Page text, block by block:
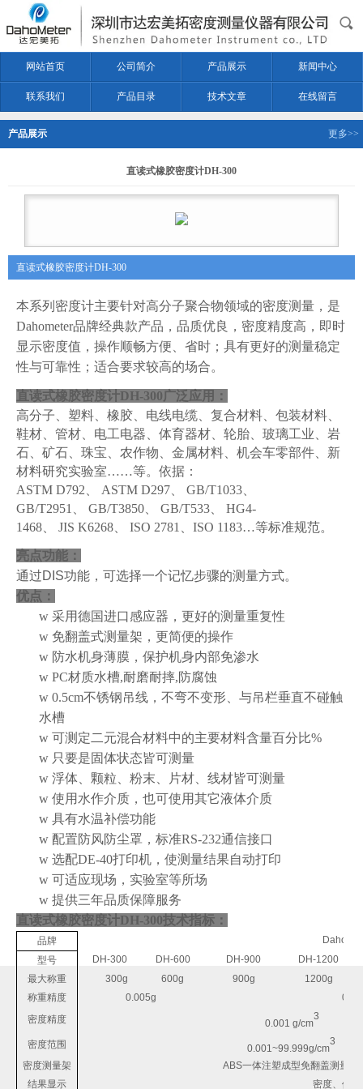
网站首页 公司简介 产品展示 新闻中心
联系我们 产品目录 技术文章 在线留言
产品展示 更多>>
直读式橡胶密度计DH-300
直读式橡胶密度计DH-300
本系列密度计主要针对高分子聚合物领域的密度测量， 是
Dahometer品牌经典款产品，品质优良，密度精度高，即时
显示密度值， 操作顺畅方便、省时；具有更好的测量稳定
性与可靠性 ； 适合要求较高的场合。
直读式橡胶密度计DH-300 广泛应用 ：
高分子、塑料、 橡胶、电线电缆、 复合材料、包装材料、
鞋材、管材、 电工电器、体育器材、轮胎、玻璃工业
岩
石、矿石、珠宝、农作物、金属材料、机会车零部件、 新
材料研究实验室……等。 依据：
ASTM D792、 ASTM D297、 GB/T1033、
GB/T2951、 GB/T3850、 GB/T533、 HG4-
1468、 JIS K6268、 ISO 2781、ISO 1183…等标准规范。
亮点功能：
通过DIS功能，可选择一个记忆步骤的测量方式。
优点：
w 采用德国进口感应器，更好的测量重复性
w 免翻盖式测量架，更简便的操作
w 防水机身薄膜，保护机身内部免渗水
w PC材质水槽,耐磨耐摔,防腐蚀
w 0.5cm不锈钢吊线，不弯不变形、与吊栏垂直不碰触
水槽
w 可测定二元混合材料中的主要材料含量百分比%
w 只要是固体状态皆可测量
w 浮体、颗粒、粉末、片材、线材皆可测量
w 使用水作介质，也可使用其它液体介质
w 具有水温补偿功能
w 配置防风防尘罩 ，标准RS-232通信接口
w 选配DE-40打印机，使测量结果自动打印
w 可适应现场，实验室等所场
w 提供三年品质保障服务
直读式橡胶密度计DH-300技术指标：
品牌
型号
DH-300 DH-600 DH-900
DH-1200
最大称重
300g 600g 900g
1200g
称重精度
0.005g
密度精度
0.001 g/cm
3
密度范围 0.001~99.999g/cm
3
密度测量架 ABS一体注塑成型免翻盖测量架
结果显示
密度、体